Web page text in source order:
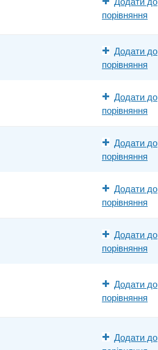
порівняння
Додати до
порівняння
Додати до
порівняння
Додати до
порівняння
Додати до
порівняння
Додати до
порівняння
Додати до
порівняння
Додати до